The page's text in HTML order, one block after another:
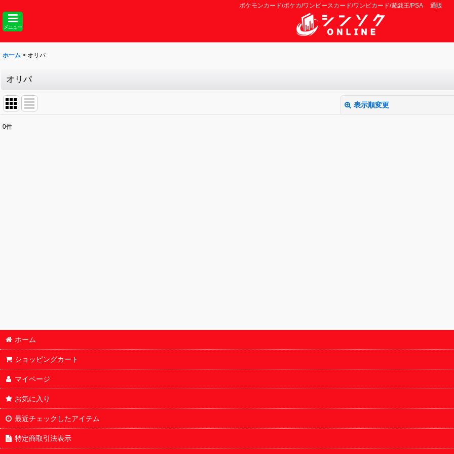
ポケモンカード/ポケカ/ワンピースカード/ワンピカード/遊戯王/PSA 通販
メニュー
ホーム > オリパ
オリパ
表示順変更
0件
ホーム
ショッピングカート
マイページ
お気に入り
最近チェックしたアイテム
特定商取引法表示